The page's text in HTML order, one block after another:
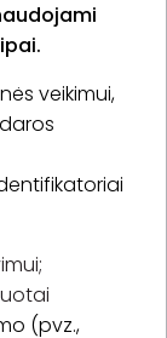
veikimui,
(pvz.,